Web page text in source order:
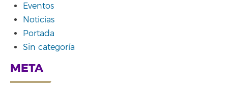
Eventos
Noticias
Portada
Sin categoría
META